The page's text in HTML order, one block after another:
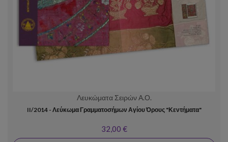
Λευκώματα Σειρών Α.Ο.
II/2014 - Λεύκωμα Γραμματοσήμων Αγίου Όρους "Κεντήματα"
32,00 €